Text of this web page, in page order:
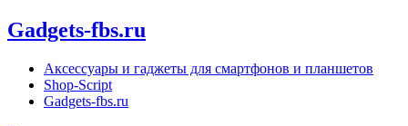
Gadgets-fbs.ru
Аксессуары и гаджеты для смартфонов и планшетов
Shop-Script
Gadgets-fbs.ru